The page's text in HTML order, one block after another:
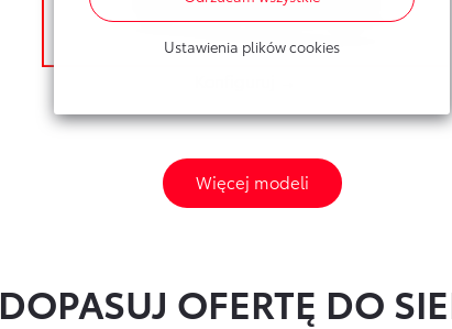
Ustawienia plików cookies
Więcej modeli
DOPASUJ OFERTĘ DO